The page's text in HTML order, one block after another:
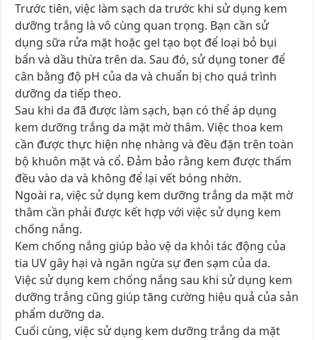
Trước tiên, việc làm sạch da trước khi sử dụng kem
dưỡng trắng là vô cùng quan trọng. Bạn cần sử
dụng sữa rửa mặt hoặc gel tạo bọt để loại bỏ bụi
bẩn và dầu thừa trên da. Sau đó, sử dụng toner để
cân bằng độ pH của da và chuẩn bị cho quá trình
dưỡng da tiếp theo.
Sau khi da đã được làm sạch, bạn có thể áp dụng
kem dưỡng trắng da mặt mờ thâm. Việc thoa kem
cần được thực hiện nhẹ nhàng và đều đặn trên toàn
bộ khuôn mặt và cổ. Đảm bảo rằng kem được thấm
đều vào da và không để lại vết bóng nhờn.
Ngoài ra, việc sử dụng kem dưỡng trắng da mặt mờ
thâm cần phải được kết hợp với việc sử dụng kem
chống nắng.
Kem chống nắng giúp bảo vệ da khỏi tác động của
tia UV gây hại và ngăn ngừa sự đen sạm của da.
Việc sử dụng kem chống nắng sau khi sử dụng kem
dưỡng trắng cũng giúp tăng cường hiệu quả của sản
phẩm dưỡng da.
Cuối cùng, việc sử dụng kem dưỡng trắng da mặt